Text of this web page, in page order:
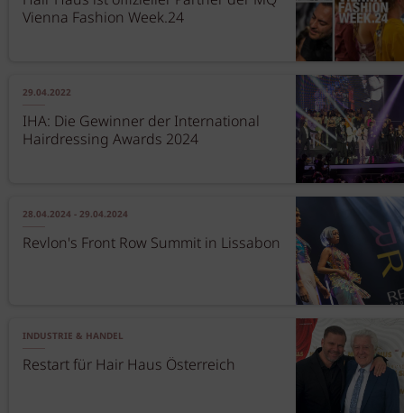
Vienna Fashion Week.24
29.04.2022
IHA: Die Gewinner der International
Hairdressing Awards 2024
28.04.2024 - 29.04.2024
Revlon's Front Row Summit in Lissabon
INDUSTRIE & HANDEL
Restart für Hair Haus Österreich